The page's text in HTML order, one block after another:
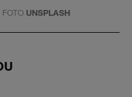
FOTO UNSPLASH